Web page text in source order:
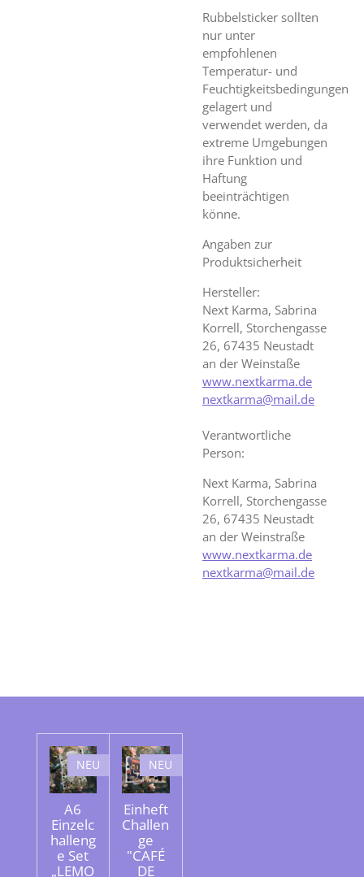
Rubbelsticker sollten
nur unter
empfohlenen
Temperatur- und
Feuchtigkeitsbedingungen
gelagert und
verwendet werden, da
extreme Umgebungen
ihre Funktion und
Haftung
beeinträchtigen
könne.
Angaben zur
Produktsicherheit
Hersteller:
Next Karma, Sabrina
Korrell, Storchengasse
26, 67435 Neustadt
an der Weinstaße
www.nextkarma.de
nextkarma@mail.de
Verantwortliche
Person:
Next Karma, Sabrina
Korrell, Storchengasse
26, 67435 Neustadt
an der Weinstraße
www.nextkarma.de
nextkarma@mail.de
NEU
A6
Einzelc
halleng
e Set
„LEMO
NEU
Einheft
Challen
ge
"CAFÉ
DE